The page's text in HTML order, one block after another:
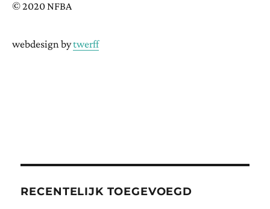
© 2020 NFBA
webdesign bytwerff
RECENTELIJK TOEGEVOEGD